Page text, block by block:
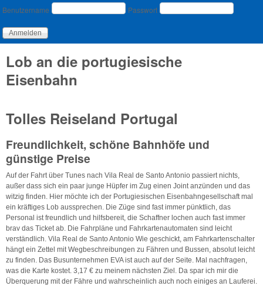
Benutzeranmeldung
Benutzername Passwort
Lob an die portugiesische
Eisenbahn
Tolles Reiseland Portugal
Freundlichkeit, schöne Bahnhöfe und
günstige Preise
Auf der Fahrt über Tunes nach Vila Real de Santo Antonio passiert nichts,
außer dass sich ein paar junge Hüpfer im Zug einen Joint anzünden und das
witzig finden. Hier möchte ich der Portugiesischen Eisenbahngesellschaft mal
ein kräftiges Lob aussprechen. Die Züge sind fast immer pünktlich, das
Personal ist freundlich und hilfsbereit, die Schaffner lochen auch fast immer
brav das Ticket ab. Die Fahrpläne und Fahrkartenautomaten sind leicht
verständlich. Vila Real de Santo Antonio Wie geschickt, am Fahrkartenschalter
hängt ein Zettel mit Wegbeschreibungen zu Fähren und Bussen, absolut leicht
zu finden. Das Busunternehmen EVA ist auch auf der Seite. Mal nachfragen,
was die Karte kostet. 3,17 € zu meinem nächsten Ziel. Da spar ich mir die
Überquerung mit der Fähre und wahrscheinlich auch noch einiges an Lauferei.